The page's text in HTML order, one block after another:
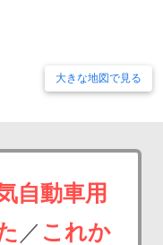
大きな地図で見る
自動車用
／ これか